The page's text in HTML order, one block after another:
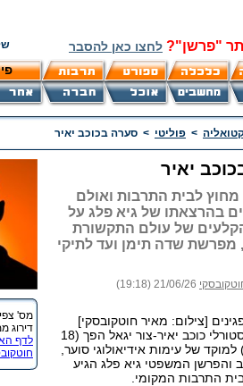
"פרשן"? לחצו כאן להסבר
> פוליטי > סערה בכוכב יאיר
מס'
דירוג
לדף
יאיר
מחוץ לבית התרבות ואולם
בהרצאתו של גיא פלג על
של עולם התקשורת
שדה תימן ועד לתיקי
21/06/26 (19:18)
[צילום: מאיר חוטקובסקי]
היישוב הפסטורלי כוכב יאיר-צור יגאל הפך (18
2026) למוקד של עימות אידיאולוגי סוער,
והפרשן המשפטי גיא פלג הגיע
התרבות המקומי.